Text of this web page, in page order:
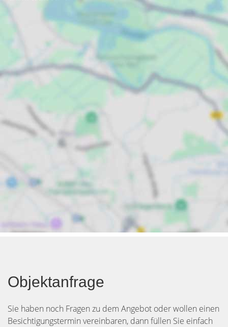
Objektanfrage
Sie haben noch Fragen zu dem Angebot oder wollen einen
Besichtigungstermin vereinbaren, dann füllen Sie einfach